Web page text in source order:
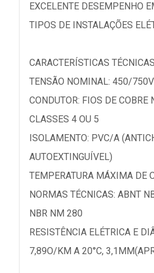
EXCELENTE DESEMPENHO
TIPOS DE INSTALAÇÕES
CARACTERÍSTICAS
TENSÃO NOMINAL: 450/750V
CONDUTOR: FIOS DE COBRE
CLASSES 4 OU 5
ISOLAMENTO: PVC/A
AUTOEXTINGUÍVEL)
TEMPERATURA MÁXIMA DE
NORMAS TÉCNICAS: ABNT
NBR NM 280
RESISTÊNCIA ELÉTRICA E
7,89O/KM A 20°C,